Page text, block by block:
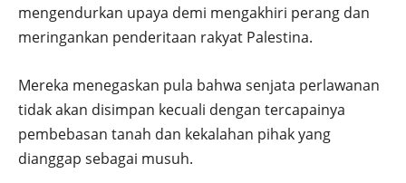
mengendurkan upaya demi mengakhiri perang dan
meringankan penderitaan rakyat Palestina.
Mereka menegaskan pula bahwa senjata perlawanan
tidak akan disimpan kecuali dengan tercapainya
pembebasan tanah dan kekalahan pihak yang
dianggap sebagai musuh.